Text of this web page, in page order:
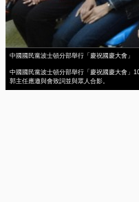
中國國民黨波士頓分部舉行「慶祝國慶大會」
中國國民黨波士頓分部舉行「慶祝國慶大會」
郭主任應邀與會致詞並與眾人合影。